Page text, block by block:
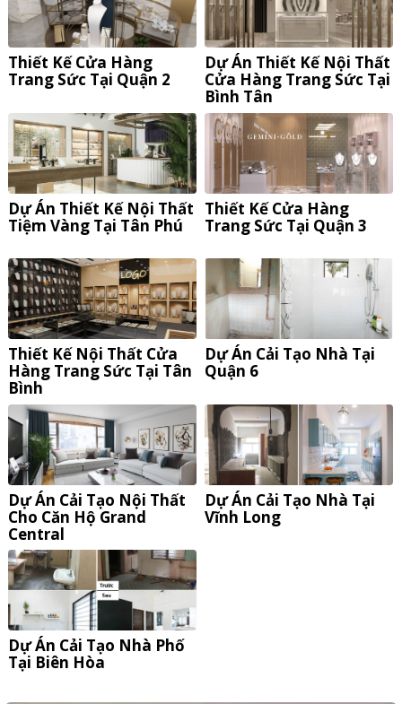
Thiết Kế Cửa Hàng
Trang Sức Tại Quận 2
Dự Án Thiết Kế Nội Thất
Cửa Hàng Trang Sức Tại
Bình Tân
Dự Án Thiết Kế Nội Thất
Tiệm Vàng Tại Tân Phú
Thiết Kế Cửa Hàng
Trang Sức Tại Quận 3
Thiết Kế Nội Thất Cửa
Hàng Trang Sức Tại Tân
Bình
Dự Án Cải Tạo Nhà Tại
Quận 6
Dự Án Cải Tạo Nội Thất
Cho Căn Hộ Grand
Central
Dự Án Cải Tạo Nhà Tại
Vĩnh Long
Dự Án Cải Tạo Nhà Phố
Tại Biên Hòa